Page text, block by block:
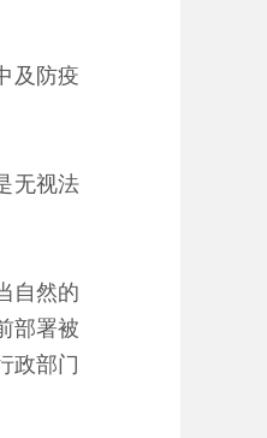
及防疫
无视法
自然的
部署被
政部门